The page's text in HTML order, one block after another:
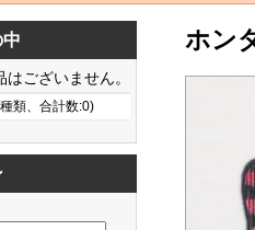
ホン
ございません。
類、合計数:0)
リート
ェスタ
ス